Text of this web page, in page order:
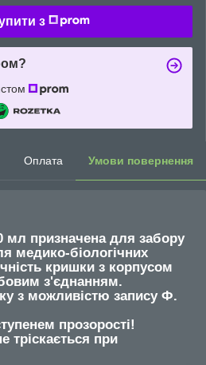
з
Оплата Умови повернення
мл призначена для забору
медико-біологічних
кришки з корпусом
з'єднанням.
з можливістю запису Ф.
прозорості!
тріскається при